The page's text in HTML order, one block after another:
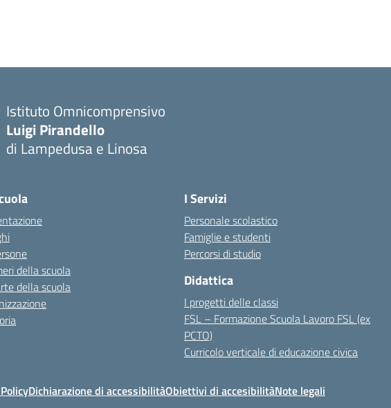
Istituto Omnicomprensivo
Luigi Pirandello
di Lampedusa e Linosa
della scuola
della scuola
I Servizi
Personale scolastico
Famiglie e studenti
Percorsi di studio
Didattica
I progetti delle classi
FSL – Formazione Scuola Lavoro FSL (ex
PCTO)
Curricolo verticale di educazione civica
Dichiarazione di accessibilitàObiettivi di accesibilitàNote legali